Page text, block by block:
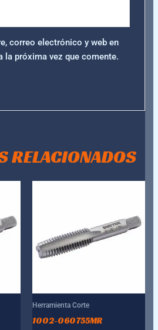
correo electrónico y web en
la próxima vez que comente.
RELACIONADOS
Herramienta Corte
1002-060755MR